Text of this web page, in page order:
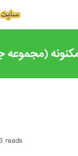
(مجموعه
reads